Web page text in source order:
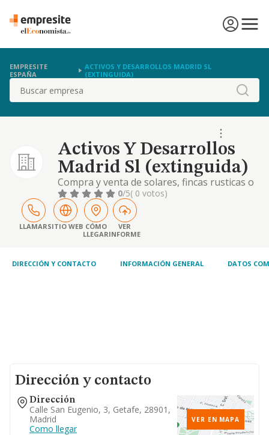
EMPRESITE
ESPAÑA
ACTIVOS Y DESARROLLOS MADRID SL
(EXTINGUIDA)
Buscar
Activos Y Desarrollos
Madrid Sl (extinguida)
Compra y venta de solares, fincas rusticas o
urbanas, pisos, apartamentos y
cualesquiera otros inmuebles. urbanizacion
y parcelacion de terrenos y la construccion
de toda clase de edificaciones. realizacion de
obras publ
0/5( 0 votos)
LLAMARSITIO WEB CÓMO
LLEGAR
VER
INFORME
DIRECCIÓN Y CONTACTO INFORMACIÓN GENERAL DATOS
Dirección y contacto
Dirección
Calle San Eugenio, 3, Getafe, 28901,
Madrid
Como llegar
VER EN MAPA